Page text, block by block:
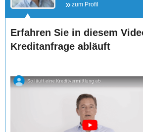
zum Profil
Erfahren Sie in diesem
Kreditanfrage abläuft